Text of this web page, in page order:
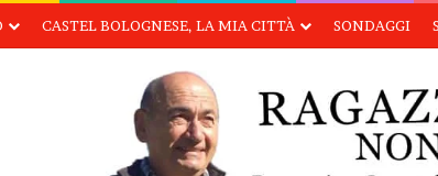
CASTEL BOLOGNESE, LA MIA CITTÀ SONDAGGI